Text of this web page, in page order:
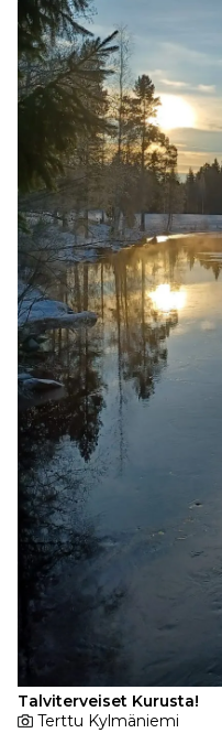
Talviterveiset Kurusta!
Terttu Kylmäniemi